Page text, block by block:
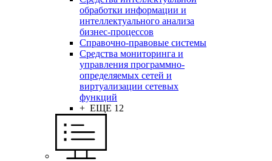
обработки информации и
интеллектуального анализа
бизнес-процессов
Справочно-правовые системы
Средства мониторинга и
управления программно-
определяемых сетей и
виртуализации сетевых
функций
+ ЕЩЕ 12